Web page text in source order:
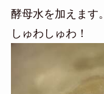
酵母水を加えます。
しゅわしゅわ！